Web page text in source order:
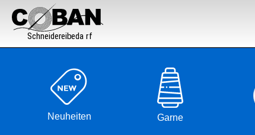

Neuheiten Garne